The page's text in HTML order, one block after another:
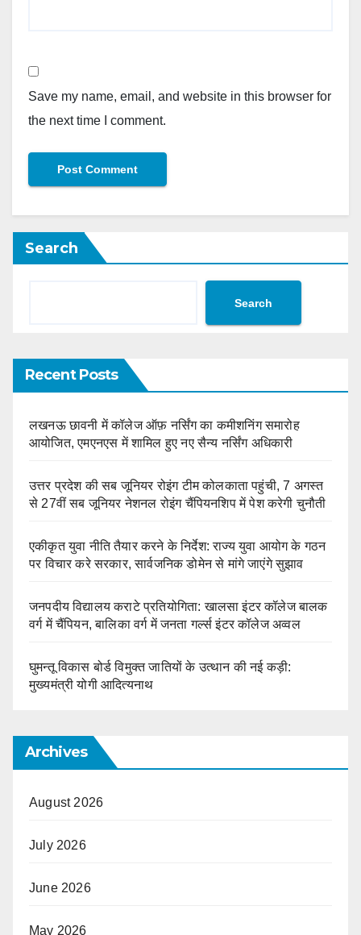
Save my name, email, and website in this browser for
the next time I comment.
Search
Search
Recent Posts
लखनऊ छावनी में कॉलेज ऑफ़ नर्सिंग का कमीशनिंग समारोह
आयोजित, एमएनएस में शामिल हुए नए सैन्य नर्सिंग अधिकारी
उत्तर प्रदेश की सब जूनियर रोइंग टीम कोलकाता पहुंची, 7 अगस्त
से 27वीं सब जूनियर नेशनल रोइंग चैंपियनशिप में पेश करेगी चुनौती
एकीकृत युवा नीति तैयार करने के निर्देश: राज्य युवा आयोग के गठन
पर विचार करे सरकार, सार्वजनिक डोमेन से मांगे जाएंगे सुझाव
जनपदीय विद्यालय कराटे प्रतियोगिता: खालसा इंटर कॉलेज बालक
वर्ग में चैंपियन, बालिका वर्ग में जनता गर्ल्स इंटर कॉलेज अव्वल
घुमन्तू विकास बोर्ड विमुक्त जातियों के उत्थान की नई कड़ी:
मुख्यमंत्री योगी आदित्यनाथ
Archives
August 2026
July 2026
June 2026
May 2026